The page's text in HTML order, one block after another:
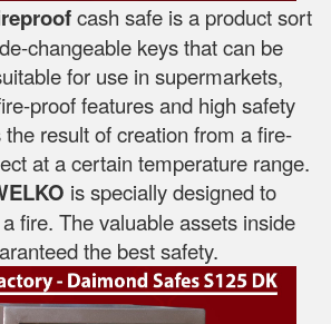
cash safe is a product sort
changeable keys that can be
for use in supermarkets,
proof features and high safety
result of creation from a fire-
at a certain temperature range.
is specially designed to
fire. The valuable assets inside
the best safety.